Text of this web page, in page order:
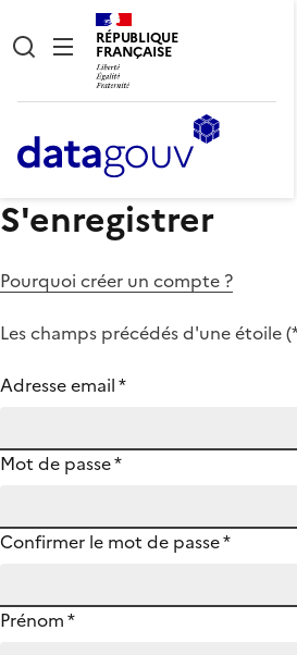
RÉPUBLIQUE
FRANÇAISE
S'enregistrer
Pourquoi créer un compte ?
Les champs précédés d'une étoile (
Adresse email*
Mot de passe*
Confirmer le mot de passe*
Prénom*